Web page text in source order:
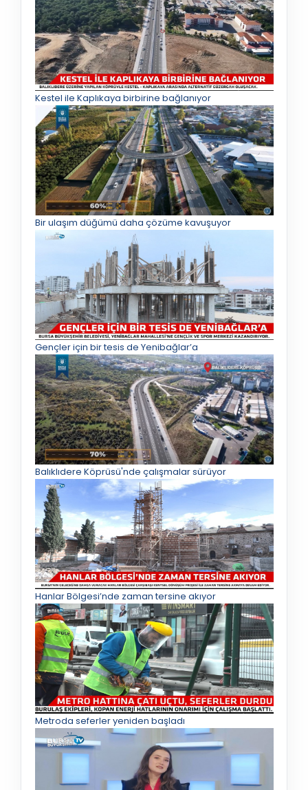
Kestel ile Kaplıkaya birbirine bağlanıyor
Bir ulaşım düğümü daha çözüme kavuşuyor
Gençler için bir tesis de Yenibağlar’a
Balıklıdere Köprüsü'nde çalışmalar sürüyor
Hanlar Bölgesi’nde zaman tersine akıyor
Metroda seferler yeniden başladı